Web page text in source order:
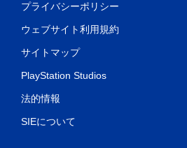
プライバシーポリシー
ウェブサイト利用規約
サイトマップ
PlayStation Studios
法的情報
SIEについて